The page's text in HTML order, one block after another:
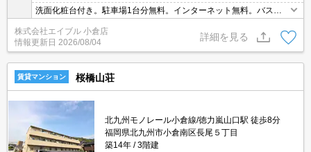
洗面化粧台付き。駐車場1台分無料。インターネット無料。バス・
トイレ別。シャワー付き。洗面化粧台付き。温水洗浄便座付き。カ
ウンターキッチン。シューズボックス付き。クローゼット付。室内
に洗濯機置場あり。
株式会社エイブル 小倉店
情報更新日 2026/08/04
詳細を見る
賃貸マンション 桜橋山荘
北九州モノレール小倉線/徳力嵐山口駅 徒歩8分
福岡県北九州市小倉南区長尾５丁目
築14年
3階建